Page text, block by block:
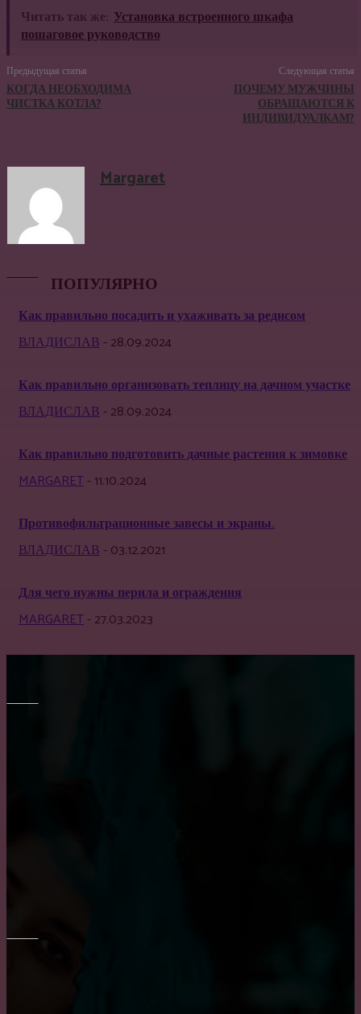
Читать так же: Установка встроенного шкафа
пошаговое руководство
Предыдущая статья
КОГДА НЕОБХОДИМА
ЧИСТКА КОТЛА?
Следующая статья
ПОЧЕМУ МУЖЧИНЫ
ОБРАЩАЮТСЯ К
ИНДИВИДУАЛКАМ?
Margaret
ПОПУЛЯРНО
Как правильно посадить и ухаживать за редисом
ВЛАДИСЛАВ- 28.09.2024
Как правильно организовать теплицу на дачном участке
ВЛАДИСЛАВ- 28.09.2024
Как правильно подготовить дачные растения к зимовке
MARGARET- 11.10.2024
Противофильтрационные завесы и экраны.
ВЛАДИСЛАВ- 03.12.2021
Для чего нужны перила и ограждения
MARGARET- 27.03.2023